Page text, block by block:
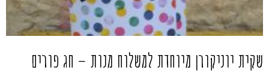
שקית יוניקורן מיוחדת למשלוח מנות – חג פורים